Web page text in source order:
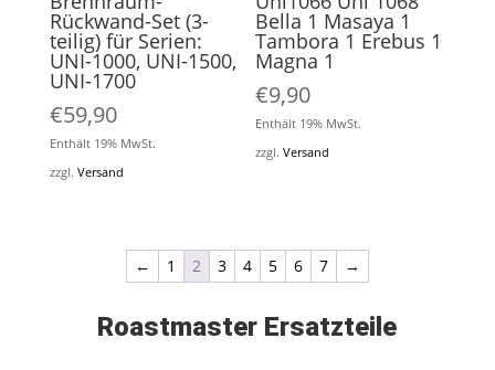
Rückwand-Set (3-
teilig) für Serien:
UNI-1000, UNI-1500,
UNI-1700
€59,90
Enthält 19% MwSt.
zzgl. Versand
Bella 1 Masaya 1
Tambora 1 Erebus 1
Magna 1
€9,90
Enthält 19% MwSt.
zzgl.Versand
← 1 2 3 4 5 6 7 →
Roastmaster Ersatzteile